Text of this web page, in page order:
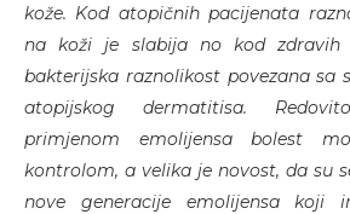
kože. Kod atopičnih pacijenata
na koži je slabija no kod
bakterijska raznolikost povezana sa
atopijskog dermatitisa.
primjenom emolijensa bolest
kontrolom, a velika je novost, da su
nove generacije emolijensa koji